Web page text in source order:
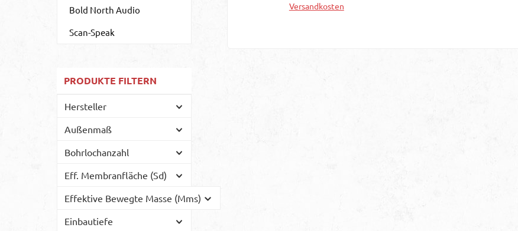
Bold North Audio
Scan-Speak
PRODUKTE FILTERN
Hersteller
Außenmaß
Bohrlochanzahl
Eff. Membranfläche (Sd)
Effektive Bewegte Masse (Mms)
Einbautiefe
Versandkosten